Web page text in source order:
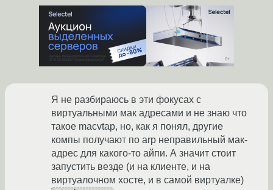
Я не разбираюсь в эти фокусах с
виртуальными мак адресами и не знаю что
такое maсvtap, но, как я понял, другие
компы получают по arp неправильный мак-
адрес для какого-то айпи. А значит стоит
запустить везде (и на клиенте, и на
виртуалочном хосте, и в самой виртуалке)